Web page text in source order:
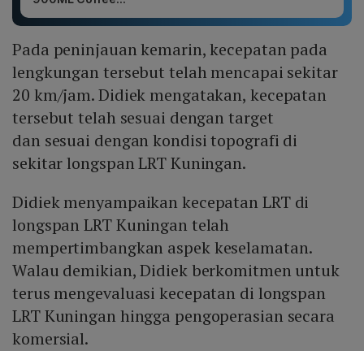
Pada peninjauan kemarin, kecepatan pada
lengkungan tersebut telah mencapai sekitar
20 km/jam. Didiek mengatakan, kecepatan
tersebut telah sesuai dengan target
dan sesuai dengan kondisi topografi di
sekitar longspan LRT Kuningan.
Didiek menyampaikan kecepatan LRT di
longspan LRT Kuningan telah
mempertimbangkan aspek keselamatan.
Walau demikian, Didiek berkomitmen untuk
terus mengevaluasi kecepatan di longspan
LRT Kuningan hingga pengoperasian secara
komersial.